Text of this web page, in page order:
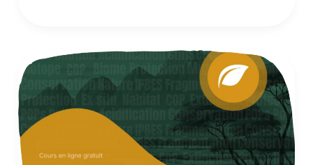
Lancement
tutoriel
« Les
de